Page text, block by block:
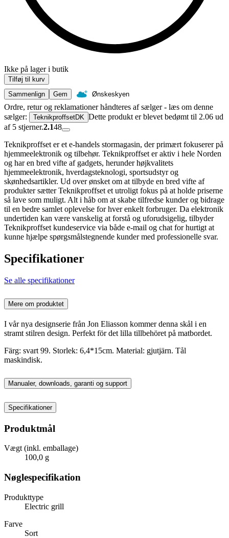
Ikke på lager i butik
Tilføj til kurv
Sammenlign
Gem Ønskeskyen
Ordre, retur og reklamationer håndteres af sælger - læs om denne
sælger:
TeknikproffsetDK Dette produkt er blevet bedømt til 2.06 ud
af 5 stjerner.2.148
Teknikproffset er et e-handels stormagasin, der primært fokuserer på
hjemmeelektronik og tilbehør. Teknikproffset er aktiv i hele Norden
og har en bred vifte af gadgets, herunder højkvalitets
hjemmeelektronik, hverdagsteknologi, sportsudstyr og
skønhedsartikler. Ud over ønsket om at tilbyde en bred vifte af
produkter sætter Teknikproffset et utroligt fokus på at holde priserne
så lave som muligt. Alt i håb om at skabe tilfredse kunder og bidrage
til en bedre samlet oplevelse for hver enkelt forbruger. Da elektronik
undertiden kan være vanskelig at forstå og uforudsigelig, tilbyder
Teknikproffset kundeservice via både e-mail og chat for hurtigt at
kunne hjælpe spørgsmålstegnende kunder med professionelle svar.
Specifikationer
Se alle specifikationer
Mere om produktet
I vår nya designserie från Jon Eliasson kommer denna skål i en
stramt stilren design. Perfekt för det lilla tillbehöret på matbordet.
Färg: svart 99. Storlek: 6,4*15cm. Material: gjutjärn. Tål
maskindisk.
Manualer, downloads, garanti og support
Specifikationer
Produktmål
Vægt (inkl. emballage)
100,0 g
Nøglespecifikation
Produkttype
Electric grill
Farve
Sort